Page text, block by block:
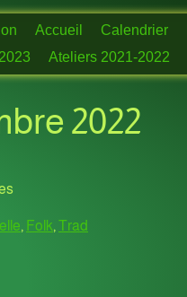
Accueil Calendrier
Ateliers 2021-2022
2022
, Folk, Trad